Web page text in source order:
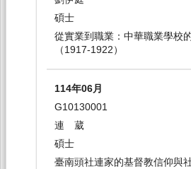
選修
114-2
史學應用實習[0223]
日間學士班-歷史系2-4
選修
碩士
從實業到職業：中華職業學校
（1917-1922）
114年06月
G10130001
連 葳
碩士
臺南頭社連家的基督教信仰與